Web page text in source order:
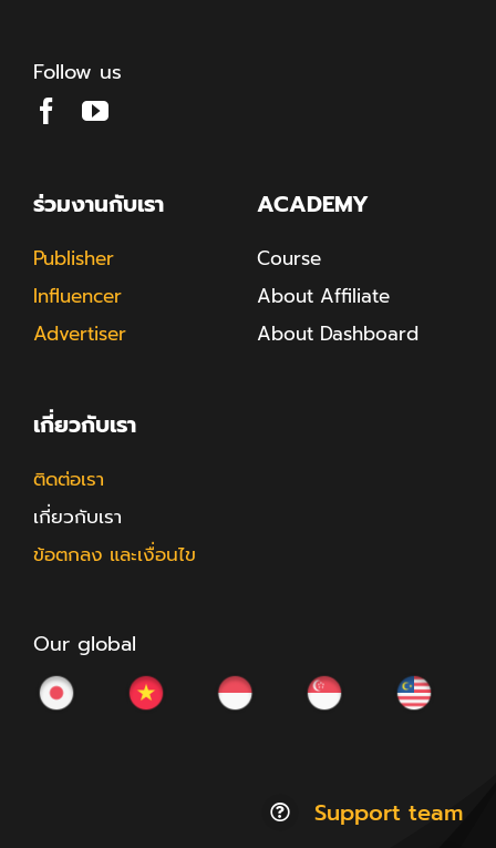
Follow us
ร่วมงานกับเรา
Publisher
Influencer
Advertiser
ACADEMY
Course
About Affiliate
About Dashboard
เกี่ยวกับเรา
ติดต่อเรา
เกี่ยวกับเรา
ข้อตกลง และเงื่อนไข
Our global
Support team